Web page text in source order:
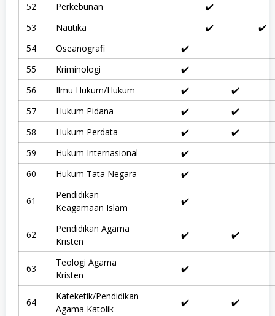
52
Perkebunan
✔️
53
Nautika ✔️
✔️
54
Oseanografi
✔️
55
Kriminologi
✔️
56
Ilmu Hukum/Hukum ✔️
✔️
57
Hukum Pidana ✔️
✔️
58
Hukum Perdata ✔️
✔️
59
Hukum Internasional
✔️
60
Hukum Tata Negara ✔️
61
Pendidikan
Keagamaan Islam
✔️
62
Pendidikan Agama
Kristen
✔️ ✔️
63
Teologi Agama
Kristen
✔️
64
Kateketik/Pendidikan
Agama Katolik
✔️ ✔️